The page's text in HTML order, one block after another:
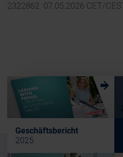
2322862 07.05.2026 CET/
Geschäftsbericht
2025
w